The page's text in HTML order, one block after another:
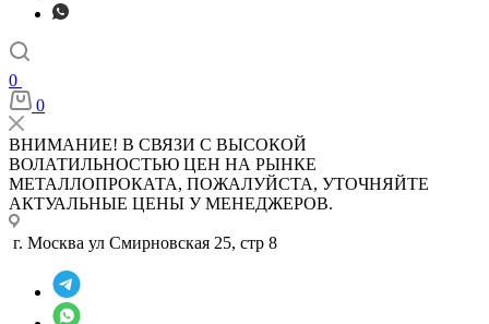
0
0
ВНИМАНИЕ! В СВЯЗИ С ВЫСОКОЙ
ВОЛАТИЛЬНОСТЬЮ ЦЕН НА РЫНКЕ
МЕТАЛЛОПРОКАТА, ПОЖАЛУЙСТА, УТОЧНЯЙТЕ
АКТУАЛЬНЫЕ ЦЕНЫ У МЕНЕДЖЕРОВ.
г. Москва ул Смирновская 25, стр 8